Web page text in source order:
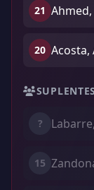
21
20 Acosta,
SUPLENTES
?
15